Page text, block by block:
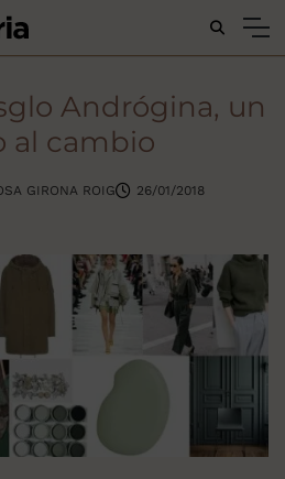
Buscar...
Andrógina, un
al cambio
GIRONA ROIG 26/01/2018